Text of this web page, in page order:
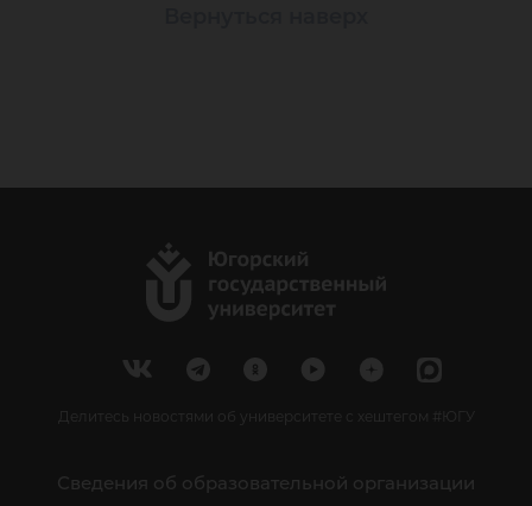
Делитесь новостями об университете с хештегом #ЮГУ
Сведения об образовательной организации